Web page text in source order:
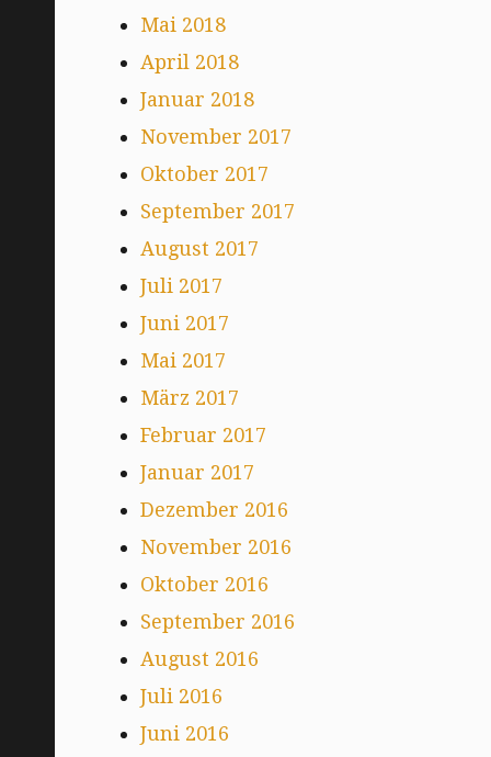
Mai 2018
April 2018
Januar 2018
November 2017
Oktober 2017
September 2017
August 2017
Juli 2017
Juni 2017
Mai 2017
März 2017
Februar 2017
Januar 2017
Dezember 2016
November 2016
Oktober 2016
September 2016
August 2016
Juli 2016
Juni 2016